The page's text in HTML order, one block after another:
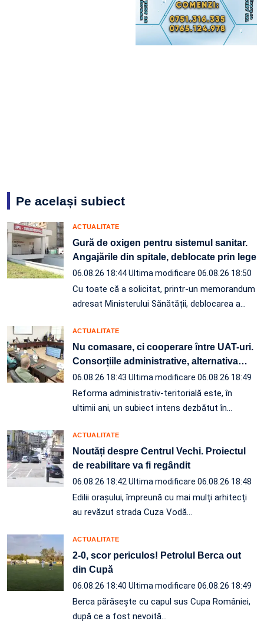
Pe același subiect
ACTUALITATE
Gură de oxigen pentru sistemul sanitar.
Angajările din spitale, deblocate prin lege
06.08.26 18:44Ultima modificare 06.08.26 18:50
Cu toate că a solicitat, printr-un memorandum
adresat Ministerului Sănătății, deblocarea a…
ACTUALITATE
Nu comasare, ci cooperare între UAT-uri.
Consorțiile administrative, alternativa…
06.08.26 18:43 Ultima modificare 06.08.26 18:49
Reforma administrativ-teritorială este, în
ultimii ani, un subiect intens dezbătut în…
ACTUALITATE
Noutăți despre Centrul Vechi. Proiectul
de reabilitare va fi regândit
06.08.26 18:42 Ultima modificare 06.08.26 18:48
Edilii orașului, împreună cu mai mulți arhitecți
au revăzut strada Cuza Vodă…
ACTUALITATE
2-0, scor periculos! Petrolul Berca out
din Cupă
06.08.26 18:40 Ultima modificare 06.08.26 18:49
Berca părăsește cu capul sus Cupa României,
după ce a fost nevoită…